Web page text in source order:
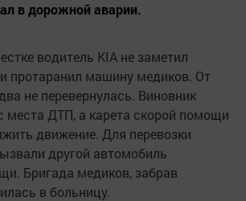
в дорожной аварии.
водитель KIA не заметил
протаранил машину медиков. От
не перевернулась. Виновник
места ДТП, а карета скорой помощи
движение. Для перевозки
другой автомобиль
Бригада медиков, забрав
в больницу.